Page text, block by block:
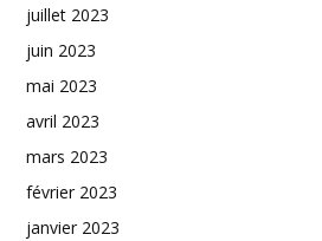
juillet 2023
juin 2023
mai 2023
avril 2023
mars 2023
février 2023
janvier 2023